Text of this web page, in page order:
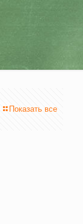
Показать все